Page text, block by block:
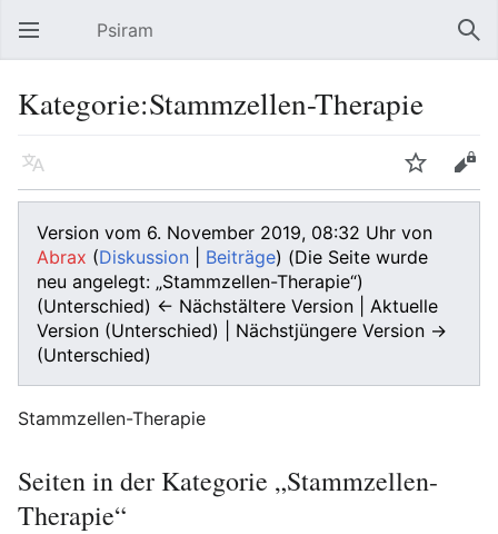
Hauptmenü öffnen Psiram
Kategorie:Stammzellen-Therapie
Sprache Beobachten Bearbeiten
Version vom 6. November 2019, 08:32 Uhr von
Abrax (Diskussion Beiträge) (Die Seite wurde
neu angelegt: „Stammzellen-Therapie“)
(Unterschied) ← Nächstältere Version | Aktuelle
Version (Unterschied) | Nächstjüngere Version →
(Unterschied)
Stammzellen-Therapie
Seiten in der Kategorie „Stammzellen-
Therapie“